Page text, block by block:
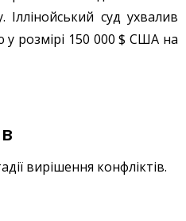
суд ухвалив
розмірі 150 000 $ США на
вирішення конфліктів.